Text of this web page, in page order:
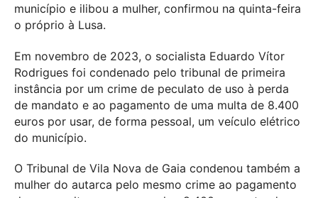
município e ilibou a mulher, confirmou na quinta-feira
o próprio à Lusa.
Em novembro de 2023, o socialista Eduardo Vítor
Rodrigues foi condenado pelo tribunal de primeira
instância por um crime de peculato de uso à perda
de mandato e ao pagamento de uma multa de 8.400
euros por usar, de forma pessoal, um veículo elétrico
do município.
O Tribunal de Vila Nova de Gaia condenou também a
mulher do autarca pelo mesmo crime ao pagamento